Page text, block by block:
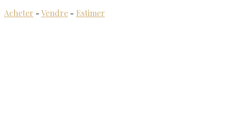
Acheter -Vendre - Estimer